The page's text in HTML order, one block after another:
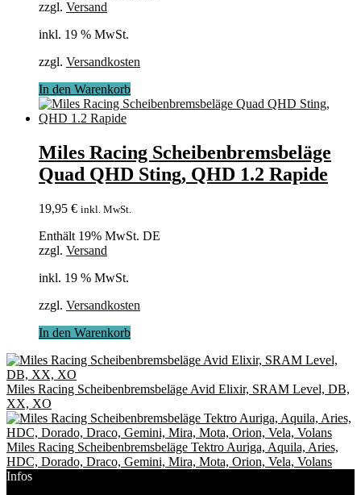
zzgl. Versand
inkl. 19 % MwSt.
zzgl. Versandkosten
In den Warenkorb
Miles Racing Scheibenbremsbeläge
Quad QHD Sting, QHD 1.2 Rapide
19,95 € inkl. MwSt.
Enthält 19% MwSt. DE
zzgl. Versand
inkl. 19 % MwSt.
zzgl. Versandkosten
In den Warenkorb
Miles Racing Scheibenbremsbeläge Avid Elixir, SRAM Level, DB,
XX, XO
Miles Racing Scheibenbremsbeläge Tektro Auriga, Aquila, Aries,
HDC, Dorado, Draco, Gemini, Mira, Mota, Orion, Vela, Volans
Infos